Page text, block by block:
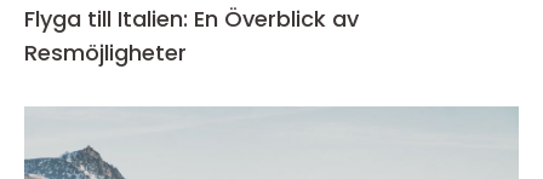
Flyga till Italien: En Överblick av
Resmöjligheter